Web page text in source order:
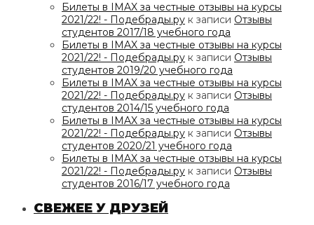
Билеты в IMAX за честные отзывы на курсы
2021/22! - Подебрады.ру к записи Отзывы
студентов 2017/18 учебного года
Билеты в IMAX за честные отзывы на курсы
2021/22! - Подебрады.ру к записи Отзывы
студентов 2019/20 учебного года
Билеты в IMAX за честные отзывы на курсы
2021/22! - Подебрады.ру к записи Отзывы
студентов 2014/15 учебного года
Билеты в IMAX за честные отзывы на курсы
2021/22! - Подебрады.ру к записи Отзывы
студентов 2020/21 учебного года
Билеты в IMAX за честные отзывы на курсы
2021/22! - Подебрады.ру к записи Отзывы
студентов 2016/17 учебного года
СВЕЖЕЕ У ДРУЗЕЙ